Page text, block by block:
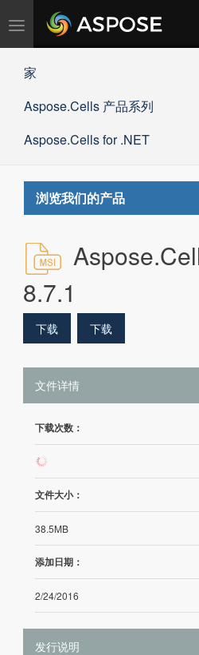
切
航家
Aspose.Cells 产品系列
Aspose.Cells for .NET
浏览我们的产品
8.7.1
下载 下载
文件详情
下载次数：
856
文件大小：
38.5MB
添加日期：
2/24/2016
发行说明